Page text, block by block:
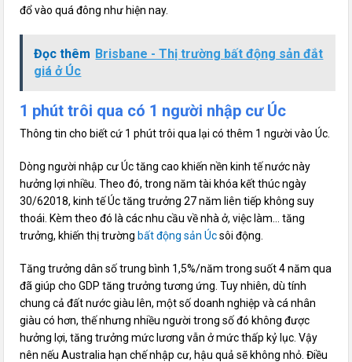
đổ vào quá đông như hiện nay.
Đọc thêm Brisbane - Thị trường bất động sản đắt
giá ở Úc
1 phút trôi qua có 1 người nhập cư Úc
Thông tin cho biết cứ 1 phút trôi qua lại có thêm 1 người vào Úc.
Dòng người nhập cư Úc tăng cao khiến nền kinh tế nước này
hưởng lợi nhiều. Theo đó, trong năm tài khóa kết thúc ngày
30/62018, kinh tế Úc tăng trưởng 27 năm liên tiếp không suy
thoái. Kèm theo đó là các nhu cầu về nhà ở, việc làm… tăng
trưởng, khiến thị trường bất động sản Úcsôi động.
Tăng trưởng dân số trung bình 1,5%/năm trong suốt 4 năm qua
đã giúp cho GDP tăng trưởng tương ứng. Tuy nhiên, dù tính
chung cả đất nước giàu lên, một số doanh nghiệp và cá nhân
giàu có hơn, thế nhưng nhiều người trong số đó không được
hưởng lợi, tăng trưởng mức lương vẫn ở mức thấp kỷ lục. Vậy
nên nếu Australia hạn chế nhập cư, hậu quả sẽ không nhỏ. Điều